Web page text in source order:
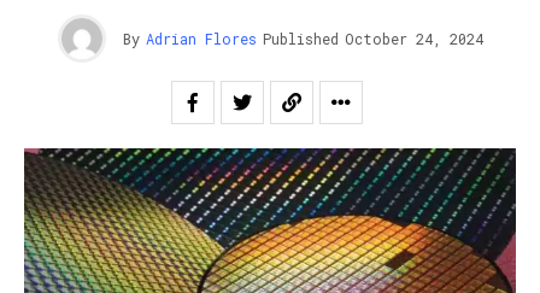
By Adrian Flores Published October 24, 2024